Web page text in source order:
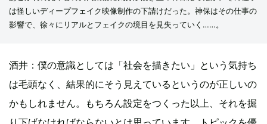
は怪しいディープフェイク映像制作の下請けだった。神保はその仕事の
影響で、徐々にリアルとフェイクの境目を見失っていく……。
酒井：僕の意識としては「社会を描きたい」という気持ち
は毛頭なく、結果的にそう見えているというのが正しいの
かもしれません。もちろん設定をつくった以上、それを掘